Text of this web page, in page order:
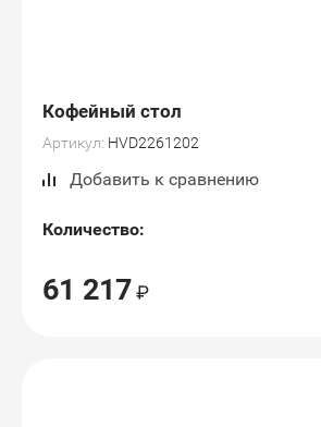
Кофейный стол
Артикул: HVD2261202
Добавить к сравнению
Количество:
61 217